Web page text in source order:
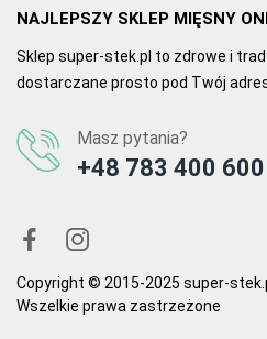
NAJLEPSZY SKLEP MIĘSNY
Sklep super-stek.pl to zdrowe i
dostarczane prosto pod Twój
Masz pytania?
+48 783 400 600
Copyright © 2015-2025 super-
Wszelkie prawa zastrzeżone